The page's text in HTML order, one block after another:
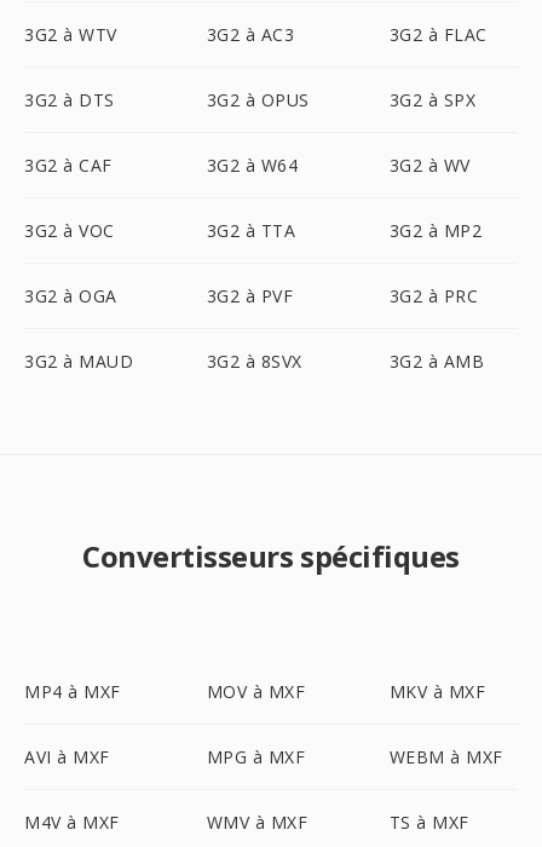
3G2 à WTV 3G2 à AC3 3G2 à FLAC
3G2 à DTS 3G2 à OPUS 3G2 à SPX
3G2 à CAF 3G2 à W64 3G2 à WV
3G2 à VOC 3G2 à TTA 3G2 à MP2
3G2 à OGA 3G2 à PVF 3G2 à PRC
3G2 à MAUD 3G2 à 8SVX 3G2 à AMB
Convertisseurs spécifiques
MP4 à MXF MOV à MXF MKV à MXF
AVI à MXF MPG à MXF WEBM à MXF
M4V à MXF WMV à MXF TS à MXF